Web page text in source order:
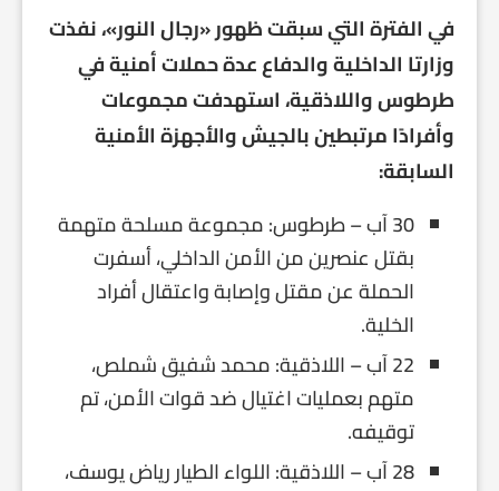
في الفترة التي سبقت ظهور «رجال النور»، نفذت
وزارتا الداخلية والدفاع عدة حملات أمنية في
طرطوس واللاذقية، استهدفت مجموعات
وأفرادًا مرتبطين بالجيش والأجهزة الأمنية
السابقة:
30 آب – طرطوس: مجموعة مسلحة متهمة
بقتل عنصرين من الأمن الداخلي، أسفرت
الحملة عن مقتل وإصابة واعتقال أفراد
الخلية.
22 آب – اللاذقية: محمد شفيق شملص،
متهم بعمليات اغتيال ضد قوات الأمن، تم
توقيفه.
28 آب – اللاذقية: اللواء الطيار رياض يوسف،